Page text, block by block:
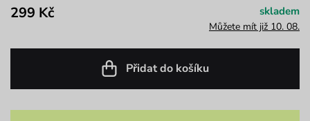
299 Kč skladem
Můžete mít již 10. 08.
Přidat do košíku